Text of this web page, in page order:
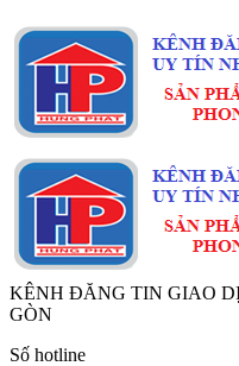
KÊNH ĐĂNG TIN GIAO
GÒN
Số hotline